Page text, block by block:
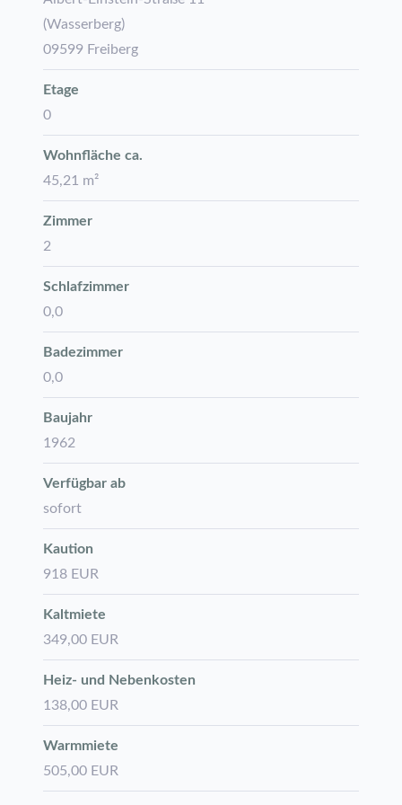
(Wasserberg)
09599 Freiberg
Etage
0
Wohnfläche ca.
45,21 m²
Zimmer
2
Schlafzimmer
0,0
Badezimmer
0,0
Baujahr
1962
Verfügbar ab
sofort
Kaution
918 EUR
Kaltmiete
349,00 EUR
Heiz- und Nebenkosten
138,00 EUR
Warmmiete
505,00 EUR